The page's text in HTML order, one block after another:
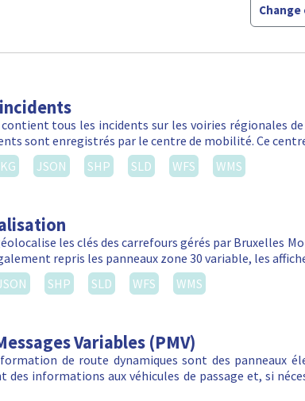
contient tous les incidents sur les voiries régionales
sont enregistrés par le centre de mobilité. Ce
JSON SHP SLD WFS WMS
les clés des carrefours gérés par Bruxelles
repris les panneaux zone 30 variable, les
SHP SLD WFS WMS
Variables (PMV)
de route dynamiques sont des panneaux
des informations aux véhicules de passage et, si